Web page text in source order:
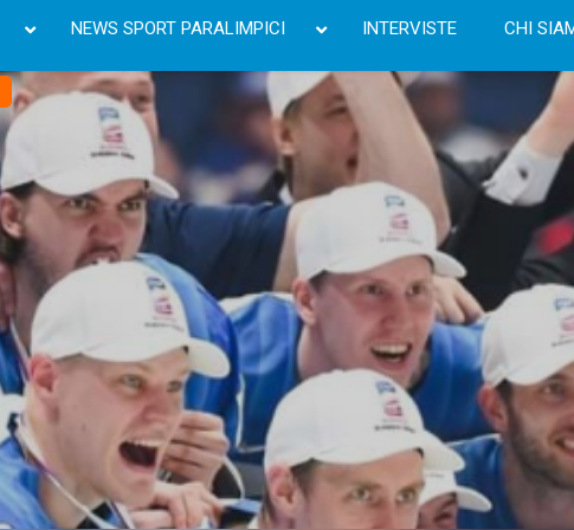
NEWS SPORT PARALIMPICI INTERVISTE CHI